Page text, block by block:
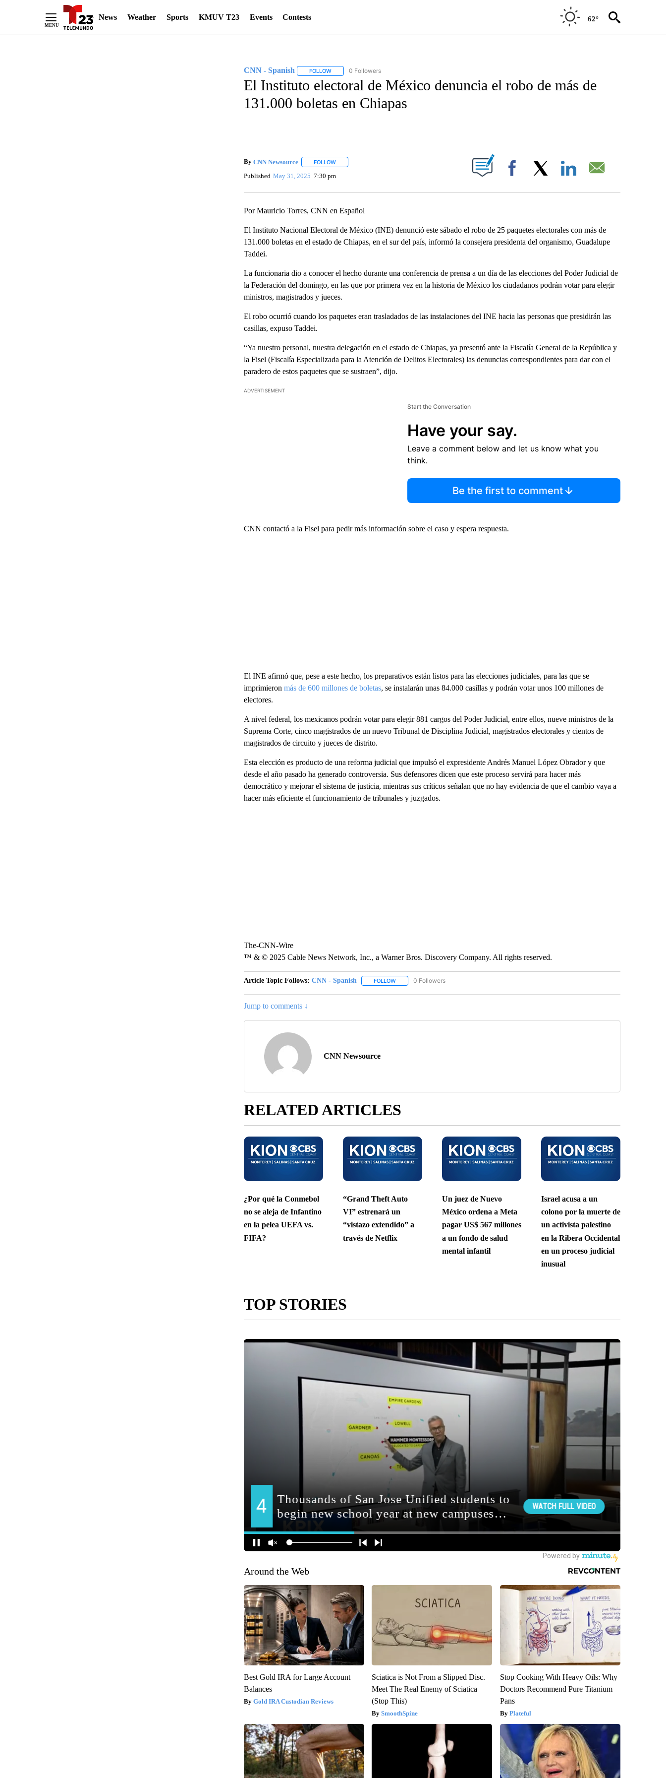
News Weather Sports KMUV T23 Events Contests 62°
CNN - Spanish FOLLOWFOLLOW "CNN - SPANISH" TO RECEIVE NOTIFICATIONS ABOUT NEW PAGES ON "CNN - SPANISH".
0 Followers
El Instituto electoral de México denuncia el robo de más de
131.000 boletas en Chiapas
By CNN Newsource FOLLOWFOLLOW "" TO RECEIVE NOTIFICATIONS ABOUT NEW PAGES ON "".
Published May 31, 2025 7:30 pm Facebook
Por Mauricio Torres, CNN en Español
El Instituto Nacional Electoral de México (INE) denunció este sábado el robo de 25 paquetes electorales con más de
131.000 boletas en el estado de Chiapas, en el sur del país, informó la consejera presidenta del organismo, Guadalupe
Taddei.
La funcionaria dio a conocer el hecho durante una conferencia de prensa a un día de las elecciones del Poder Judicial de
la Federación del domingo, en las que por primera vez en la historia de México los ciudadanos podrán votar para elegir
ministros, magistrados y jueces.
El robo ocurrió cuando los paquetes eran trasladados de las instalaciones del INE hacia las personas que presidirán las
casillas, expuso Taddei.
“Ya nuestro personal, nuestra delegación en el estado de Chiapas, ya presentó ante la Fiscalía General de la República y
la Fisel (Fiscalía Especializada para la Atención de Delitos Electorales) las denuncias correspondientes para dar con el
paradero de estos paquetes que se sustraen”, dijo.
ADVERTISEMENT
Start the Conversation
Have your say.
Leave a comment below and let us know what you
think.
Be the first to comment
CNN contactó a la Fisel para pedir más información sobre el caso y espera respuesta.
El INE afirmó que, pese a este hecho, los preparativos están listos para las elecciones judiciales, para las que se
imprimieron más de 600 millones de boletas, se instalarán unas 84.000 casillas y podrán votar unos 100 millones de
electores.
A nivel federal, los mexicanos podrán votar para elegir 881 cargos del Poder Judicial, entre ellos, nueve ministros de la
Suprema Corte, cinco magistrados de un nuevo Tribunal de Disciplina Judicial, magistrados electorales y cientos de
magistrados de circuito y jueces de distrito.
Esta elección es producto de una reforma judicial que impulsó el expresidente Andrés Manuel López Obrador y que
desde el año pasado ha generado controversia. Sus defensores dicen que este proceso servirá para hacer más
democrático y mejorar el sistema de justicia, mientras sus críticos señalan que no hay evidencia de que el cambio vaya a
hacer más eficiente el funcionamiento de tribunales y juzgados.
The-CNN-Wire
™ & © 2025 Cable News Network, Inc., a Warner Bros. Discovery Company. All rights reserved.
Article Topic Follows: CNN - Spanish FOLLOWFOLLOW "CNN - SPANISH" TO RECEIVE NOTIFICATIONS ABOUT NEW PAGES ON "CNN - SPANISH".
0 Followers
Jump to comments ↓
CNN Newsource
RELATED ARTICLES
¿Por qué la Conmebol
no se aleja de Infantino
en la pelea UEFA vs.
FIFA?
“Grand Theft Auto
VI” estrenará un
“vistazo extendido” a
través de Netflix
Un juez de Nuevo
México ordena a Meta
pagar US$ 567 millones
a un fondo de salud
mental infantil
Israel acusa a un
colono por la muerte de
un activista palestino
en la Ribera Occidental
en un proceso judicial
inusual
TOP STORIES
Around the Web
Best Gold IRA for Large Account
Balances
Gold IRA Custodian Reviews
Sciatica is Not From a Slipped Disc.
Meet The Real Enemy of Sciatica
(Stop This)
SmoothSpine
Stop Cooking With Heavy Oils: Why
Doctors Recommend Pure Titanium
Pans
Plateful